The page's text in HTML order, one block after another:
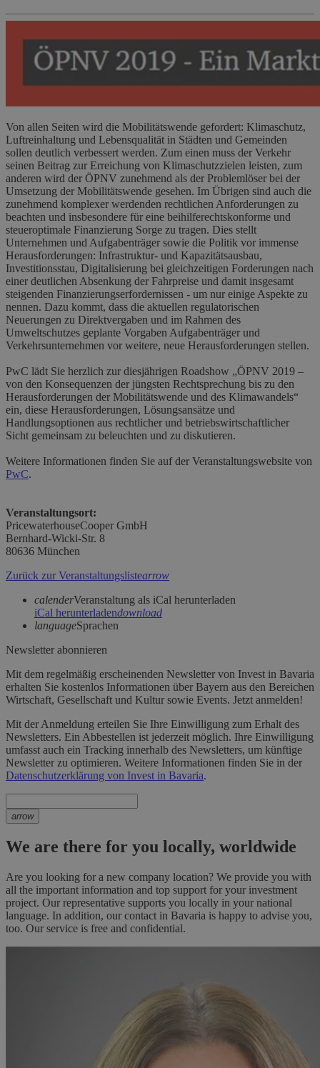
Von allen Seiten wird die Mobilitätswende gefordert: Klimaschutz,
Luftreinhaltung und Lebensqualität in Städten und Gemeinden
sollen deutlich verbessert werden. Zum einen muss der Verkehr
seinen Beitrag zur Erreichung von Klimaschutzzielen leisten, zum
anderen wird der ÖPNV zunehmend als der Problemlöser bei der
Umsetzung der Mobilitätswende gesehen. Im Übrigen sind auch die
zunehmend komplexer werdenden rechtlichen Anforderungen zu
beachten und insbesondere für eine beihilferechtskonforme und
steueroptimale Finanzierung Sorge zu tragen. Dies stellt
Unternehmen und Aufgabenträger sowie die Politik vor immense
Herausforderungen: Infrastruktur- und Kapazitätsausbau,
Investitionsstau, Digitalisierung bei gleichzeitigen Forderungen nach
einer deutlichen Absenkung der Fahrpreise und damit insgesamt
steigenden Finanzierungserfordernissen - um nur einige Aspekte zu
nennen. Dazu kommt, dass die aktuellen regulatorischen
Neuerungen zu Direktvergaben und im Rahmen des
Umweltschutzes geplante Vorgaben Aufgabenträger und
Verkehrsunternehmen vor weitere, neue Herausforderungen stellen.
PwC lädt Sie herzlich zur diesjährigen Roadshow „ÖPNV 2019 –
von den Konsequenzen der jüngsten Rechtsprechung bis zu den
Herausforderungen der Mobilitätswende und des Klimawandels“
ein, diese Herausforderungen, Lösungsansätze und
Handlungsoptionen aus rechtlicher und betriebswirtschaftlicher
Sicht gemeinsam zu beleuchten und zu diskutieren.
Weitere Informationen finden Sie auf der Veranstaltungswebsite von
PwC.
Veranstaltungsort:
PricewaterhouseCooper GmbH
Bernhard-Wicki-Str. 8
80636 München
Zurück zur Veranstaltungslistearrow
calenderVeranstaltung als iCal herunterladen
iCal herunterladendownload
languageSprachen
Newsletter abonnieren
Mit dem regelmäßig erscheinenden Newsletter von Invest in Bavaria
erhalten Sie kostenlos Informationen über Bayern aus den Bereichen
Wirtschaft, Gesellschaft und Kultur sowie Events. Jetzt anmelden!
Mit der Anmeldung erteilen Sie Ihre Einwilligung zum Erhalt des
Newsletters. Ein Abbestellen ist jederzeit möglich. Ihre Einwilligung
umfasst auch ein Tracking innerhalb des Newsletters, um künftige
Newsletter zu optimieren. Weitere Informationen finden Sie in der
Datenschutzerklärung von Invest in Bavaria.
arrow
We are there for you locally, worldwide
Are you looking for a new company location? We provide you with
all the important information and top support for your investment
project. Our representative supports you locally in your national
language. In addition, our contact in Bavaria is happy to advise you,
too. Our service is free and confidential.